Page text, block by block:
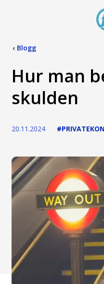
‹ Blogg
Hur man
skulden
20.11.2024